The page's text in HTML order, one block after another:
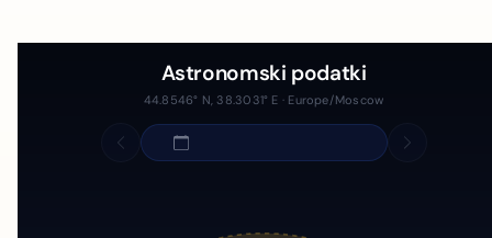
Astronomski podatki
44.8546° N, 38.3031° E · Europe/Moscow